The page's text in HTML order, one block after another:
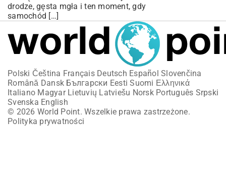
drodze, gęsta mgła i ten moment, gdy
samochód […]
Polski Čeština Français Deutsch Español Slovenčina
Română Dansk Български Eesti Suomi Ελληνικά
Italiano Magyar Lietuvių Latviešu Norsk Português Srpski
Svenska English
© 2026 World Point. Wszelkie prawa zastrzeżone.
Polityka prywatności